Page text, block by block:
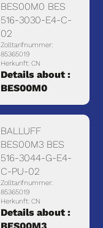
BES00M0 BES
516-3030-E4-C-
02
Zolltarifnummer:
85365019
Herkunft: CN
Details about :
BES00M0
BALLUFF
BES00M3 BES
516-3044-G-E4-
C-PU-02
Zolltarifnummer:
85365019
Herkunft: CN
Details about :